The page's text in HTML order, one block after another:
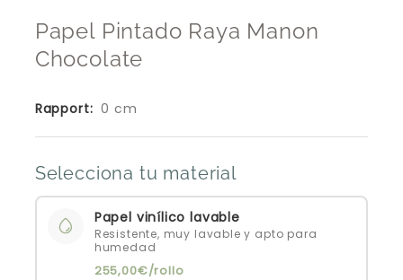
Papel Pintado Raya Manon
Chocolate
Rapport: 0 cm
Selecciona tu material
Papel vinílico lavable
Resistente, muy lavable y apto para
humedad
255,00€/rollo